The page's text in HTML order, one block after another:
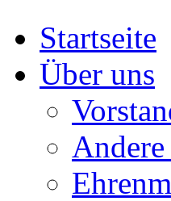
Startseite
Über uns